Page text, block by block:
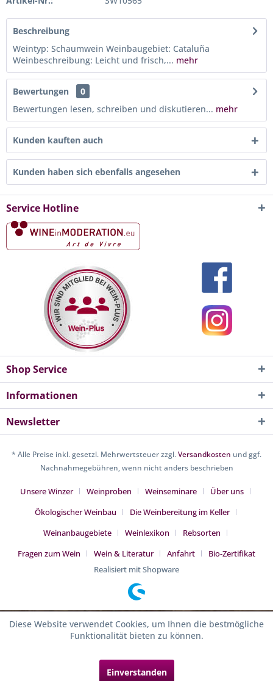
Beschreibung
Weintyp: Schaumwein Weinbaugebiet: Cataluña
Weinbeschreibung: Leicht und frisch,... mehr
Bewertungen
0
Bewertungen lesen, schreiben und diskutieren... mehr
Kunden kauften auch
Kunden haben sich ebenfalls angesehen
Service Hotline
Shop Service
Informationen
Newsletter
* Alle Preise inkl. gesetzl. Mehrwertsteuer zzgl.Versandkosten und ggf.
Nachnahmegebühren, wenn nicht anders beschrieben
Unsere Winzer Weinproben Weinseminare
Über uns
Ökologischer Weinbau
Die Weinbereitung im Keller
Weinanbaugebiete
Weinlexikon
Rebsorten
Fragen zum Wein
Wein & Literatur Anfahrt
Bio-Zertifikat
Realisiert mit Shopware
Diese Website verwendet Cookies, um Ihnen die bestmögliche
Funktionalität bieten zu können.
Einverstanden